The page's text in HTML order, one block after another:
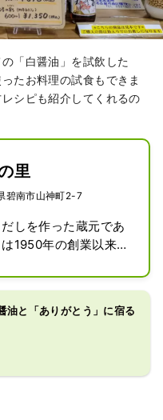
「白醤油」を試飲した
たお料理の試食もできま
シピも紹介してくれるの
里
碧南市山神町2-7
しを作った蔵元であ
1950年の創業以来、
ます。美味しい白醤
ク」や「商品の瓶ラ
油と「ありがとう」に宿る